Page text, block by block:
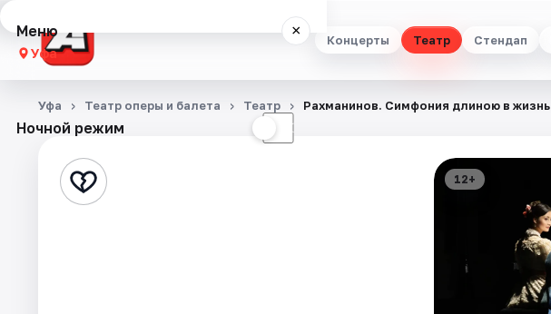
Концерты Театр Стендап
Меню ×
Уфа
Концерты
Стендап
Ночной режим ☾
Уфа Театр оперы и балета Театр Рахманинов. Симфония длиною в жизнь
12+